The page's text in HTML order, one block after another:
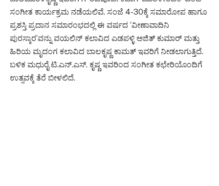
ಸಂಗೀತ ಕಾರ್ಯಕ್ರಮ ನಡೆಯಲಿವೆ. ಸಂಜೆ 4-30ಕ್ಕೆ ಸಮಾರೋಪ ಹಾಗೂ
ಪ್ರಶಸ್ತಿ ಪ್ರದಾನ ಸಮಾರಂಭದಲ್ಲಿ ಈ ವರ್ಷದ ‘ವೀಣಾವಾದಿನಿ
ಪುರಸ್ಕಾರ’ವನ್ನು ವಯಲಿನ್ ಕಲಾವಿದ ಎಡಪಳ್ಳಿ ಅಜಿತ್ ಕುಮಾರ್ ಮತ್ತು
ಹಿರಿಯ ಮೃದಂಗ ಕಲಾವಿದ ಬಾಲಕೃಷ್ಣ ಕಾಮತ್ ಇವರಿಗೆ ನೀಡಲಾಗುತ್ತಿದೆ.
ಬಳಿಕ ಮಧುರೈ ಟಿ.ಎನ್.ಎಸ್. ಕೃಷ್ಣ ಇವರಿಂದ ಸಂಗೀತ ಕಛೇರಿಯೊಂದಿಗೆ
ಉತ್ಸವಕ್ಕೆ ತೆರೆ ಬೀಳಲಿದೆ.